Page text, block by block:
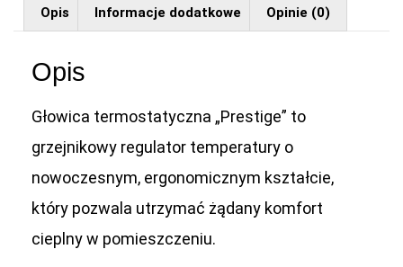
Opis Informacje dodatkowe Opinie (0)
Opis
Głowica termostatyczna „Prestige” to
grzejnikowy regulator temperatury o
nowoczesnym, ergonomicznym kształcie,
który pozwala utrzymać żądany komfort
cieplny w pomieszczeniu.